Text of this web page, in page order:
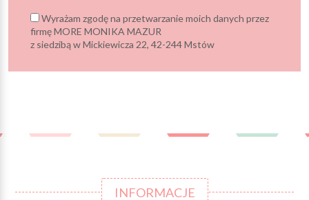
Wyrażam zgodę na przetwarzanie moich danych przez
firmę MORE MONIKA MAZUR
z siedzibą w Mickiewicza 22, 42-244 Mstów
INFORMACJE